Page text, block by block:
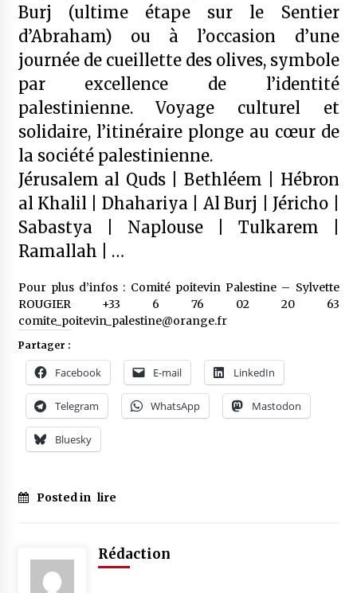
Burj (ultime étape sur le Sentier
d’Abraham) ou à l’occasion d’une
journée de cueillette des olives, symbole
par excellence de l’identité
palestinienne. Voyage culturel et
solidaire, l’itinéraire plonge au cœur de
la société palestinienne.
Jérusalem al Quds | Bethléem | Hébron
al Khalil | Dhahariya | Al Burj | Jéricho |
Sabastya | Naplouse | Tulkarem |
Ramallah | …
Pour plus d’infos : Comité poitevin Palestine – Sylvette
ROUGIER +33 6 76 02 20 63
comite_poitevin_palestine@orange.fr
Partager :
Facebook E-mail LinkedIn
Telegram WhatsApp Mastodon
Bluesky
Posted in lire
Rédaction